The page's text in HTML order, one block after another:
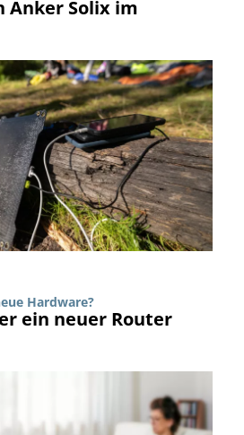
Anker Solix im
Hardware?
ein neuer Router